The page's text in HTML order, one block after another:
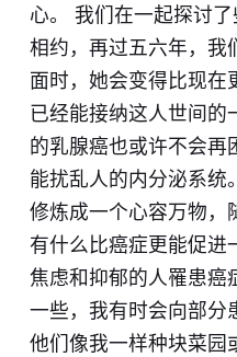
心。 我们在一起探讨
相约，再过五六年，我
面时，她会变得比现在
已经能接纳这人世间的
的乳腺癌也或许不会
能扰乱人的内分泌系统
修炼成一个心容万物，
有什么比癌症更能促进
焦虑和抑郁的人罹患癌
一些，我有时会向部分
他们像我一样种块菜园